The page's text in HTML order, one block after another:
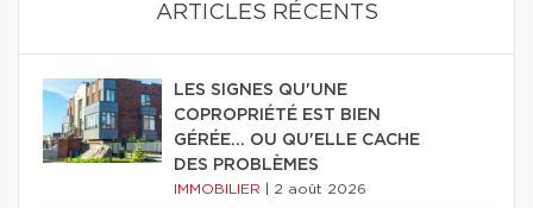
ARTICLES RÉCENTS
LES SIGNES QU'UNE
COPROPRIÉTÉ EST BIEN
GÉRÉE… OU QU'ELLE CACHE
DES PROBLÈMES
IMMOBILIER 2 août 2026